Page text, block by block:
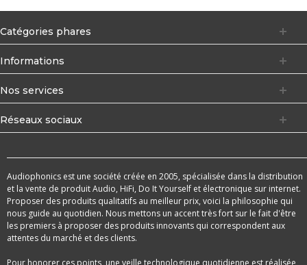
Catégories phares
Informations
Nos services
Réseaux sociaux
Audiophonics est une société créée en 2005, spécialisée dans la distribution
et la vente de produit Audio, HiFi, Do It Yourself et électronique sur internet.
Proposer des produits qualitatifs au meilleur prix, voici la philosophie qui
nous guide au quotidien. Nous mettons un accent très fort sur le fait d'être
les premiers à proposer des produits innovants qui correspondent aux
attentes du marché et des clients.